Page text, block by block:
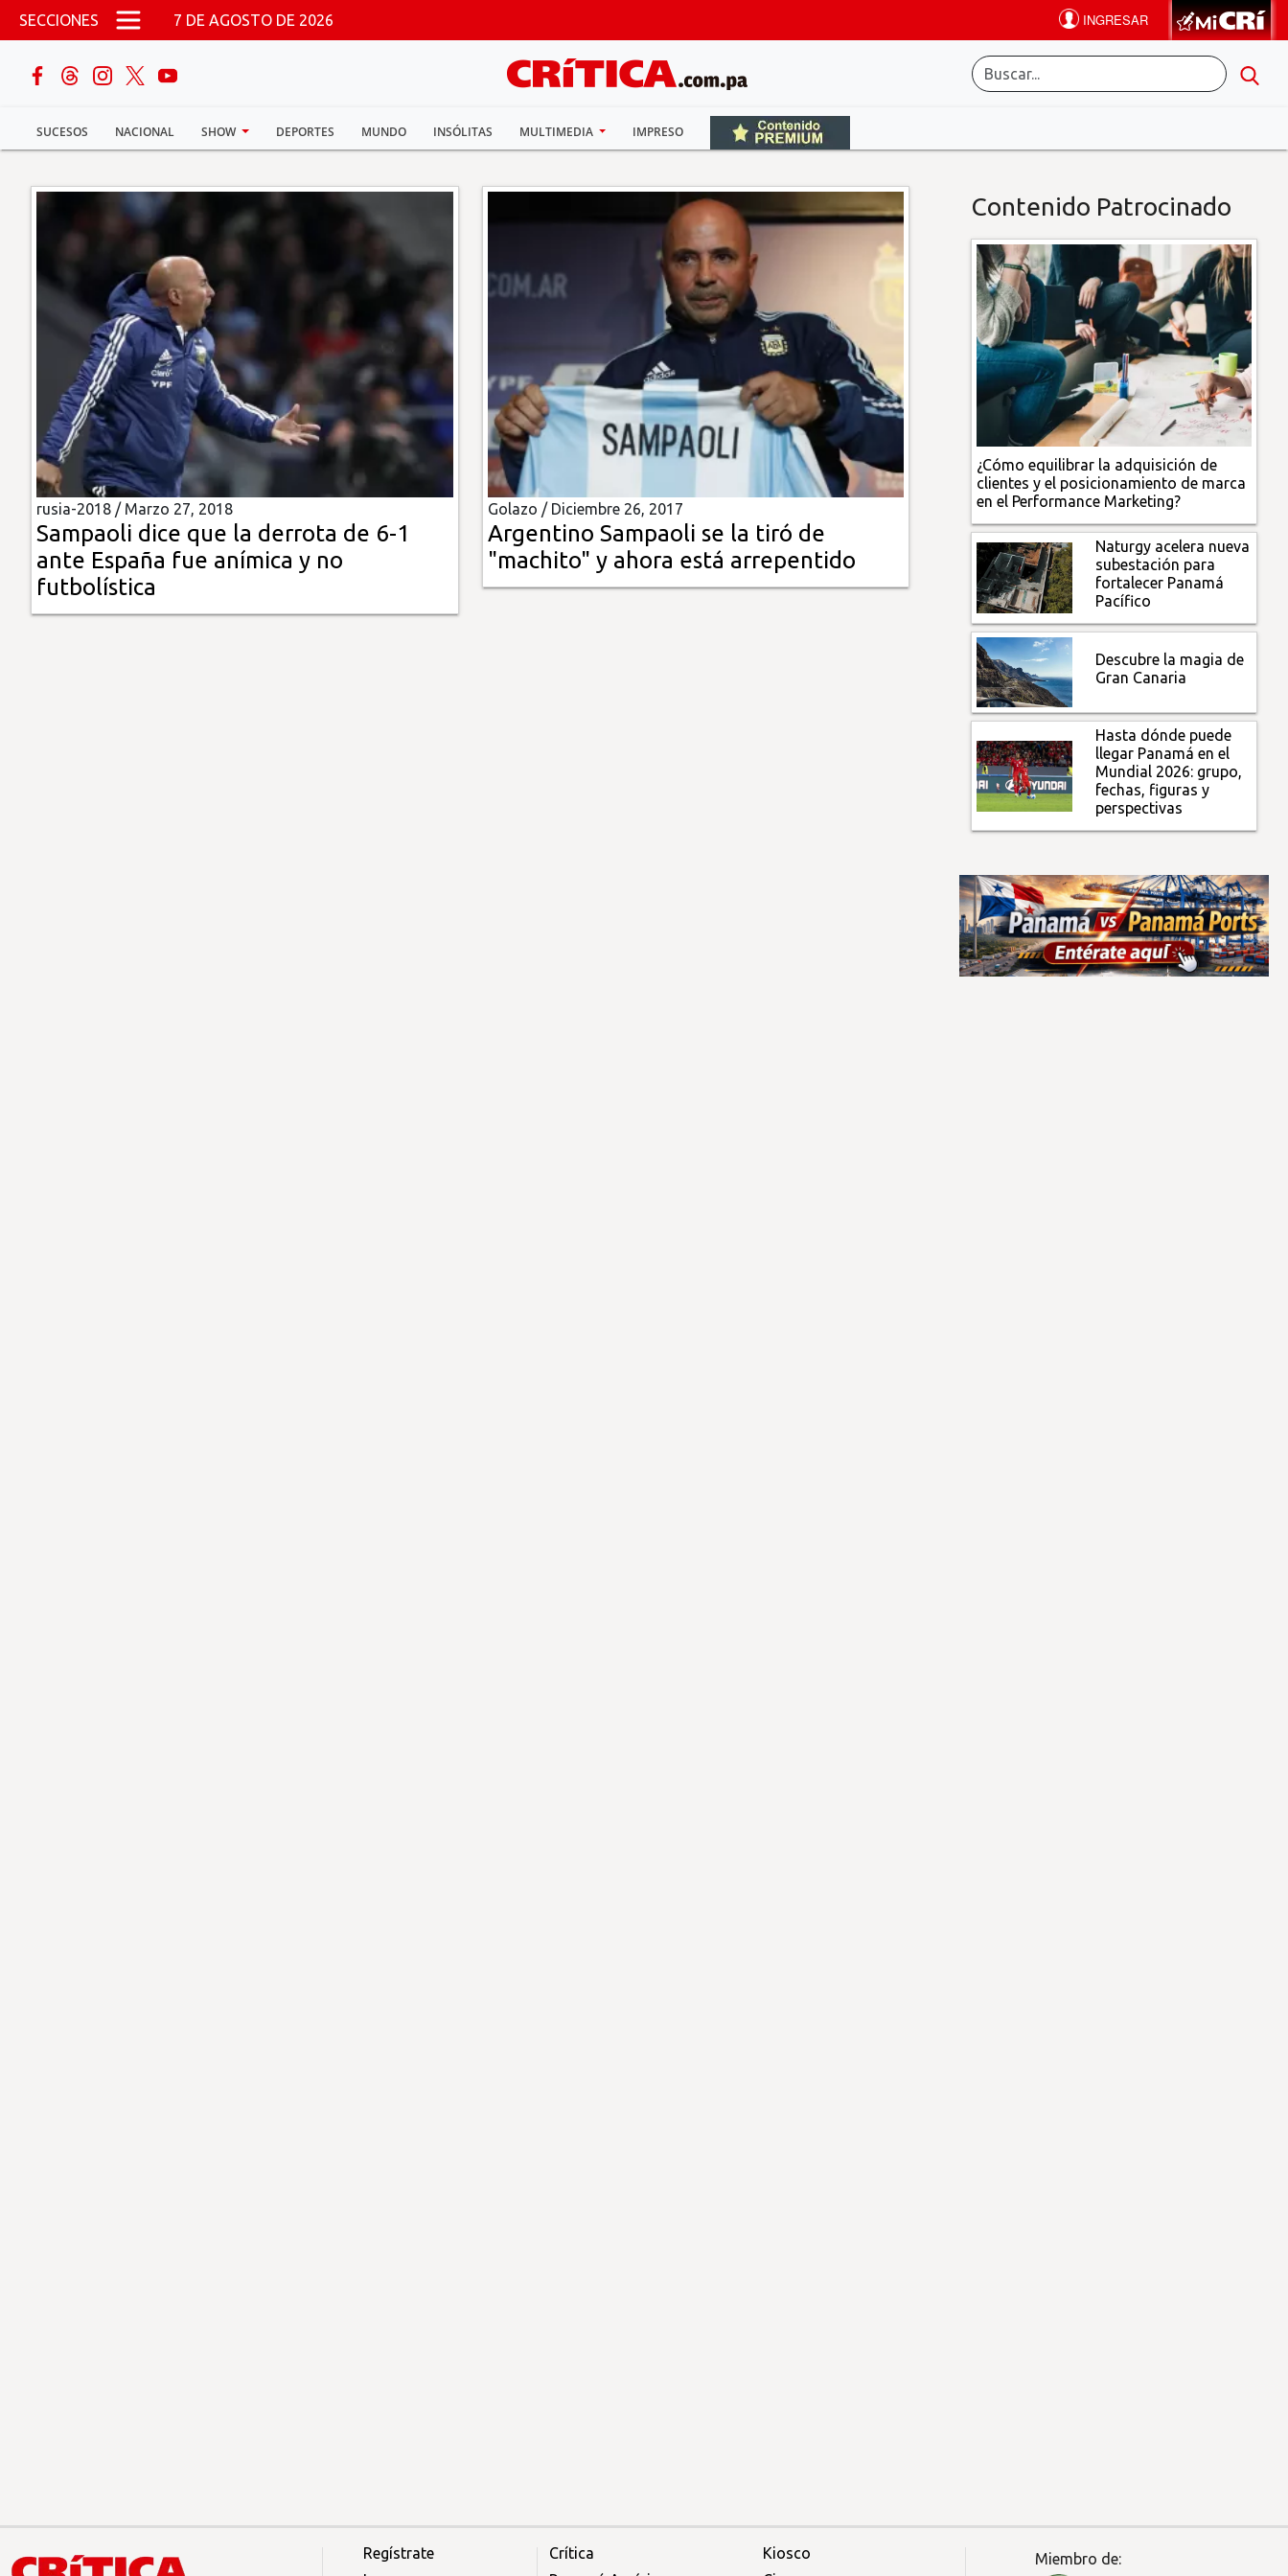
Pasar al contenido principal
SECCIONES 7 DE AGOSTO DE 2026
SUCESOS NACIONAL SHOW DEPORTES MUNDO INSÓLITAS MULTIMEDIA IMPRESO
buscar
Sucesos
Nacional
Deportes
Mundo
Insólitas
Multimedia
Impreso
rusia-2018 / Marzo 27, 2018
Sampaoli dice que la derrota de 6-1
ante España fue anímica y no
futbolística
Golazo / Diciembre 26, 2017
Argentino Sampaoli se la tiró de
"machito" y ahora está arrepentido
Contenido Patrocinado
¿Cómo equilibrar la adquisición de
clientes y el posicionamiento de marca
en el Performance Marketing?
Naturgy acelera nueva
subestación para
fortalecer Panamá
Pacífico
Descubre la magia de
Gran Canaria
Hasta dónde puede
llegar Panamá en el
Mundial 2026: grupo,
fechas, figuras y
perspectivas
Regístrate
Crítica
Kiosco
Miembro de: